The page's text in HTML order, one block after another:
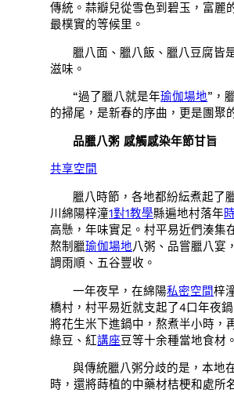
傳統。蒜瓣兒從雪色到碧玉，富麗
最樸實的等候里。
臘八面、臘八飯、臘八豆腐皆
滋味。
“過了臘八就是年瑜伽場地”，
的掃尾，是新春的序曲，更是團聚
品臘八粥 感觸感染年節甘旨
共享空間
臘八時節，各地都紛紜煮起了
川綿陽梓潼1對1教學縣遍地村落年
高懸，年味實足。村平易近們湊集
熬制臘瑜伽場地八粥、品嘗臘八宴
調雨順、五谷豐收。
一年夜早，在綿陽私密空間梓
橋村，村平易近就支起了4口年夜
將花生米下進鍋中，熬煮半小時，
綠豆、紅講座豆等十余種當地食材。
與傳統臘八粥分歧的是，本地
時，還將蒔植的中藥材桔梗和處